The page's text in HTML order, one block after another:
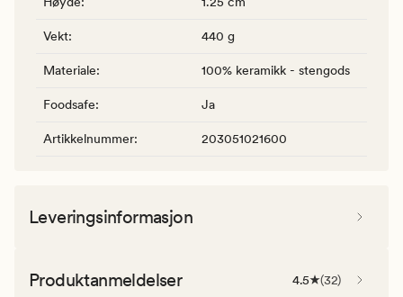
Vekt: 440 g
Materiale: 100% keramikk - stengods
Foodsafe: Ja
Artikkelnummer: 203051021600
Leveringsinformasjon
Produktanmeldelser 4.5 (32)